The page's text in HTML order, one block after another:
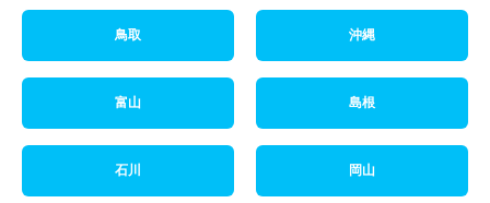
鳥取 沖縄
富山 島根
石川 岡山